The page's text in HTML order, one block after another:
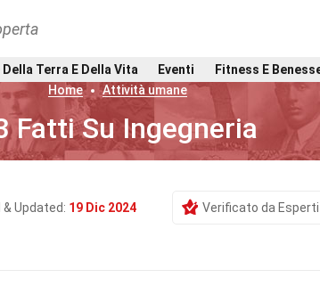
Terra E Della Vita Eventi
Fitness E
Home
Attività umane
Fatti Su Ingegneria
& Updated: 19 Dic 2024 Verificato da Esperti